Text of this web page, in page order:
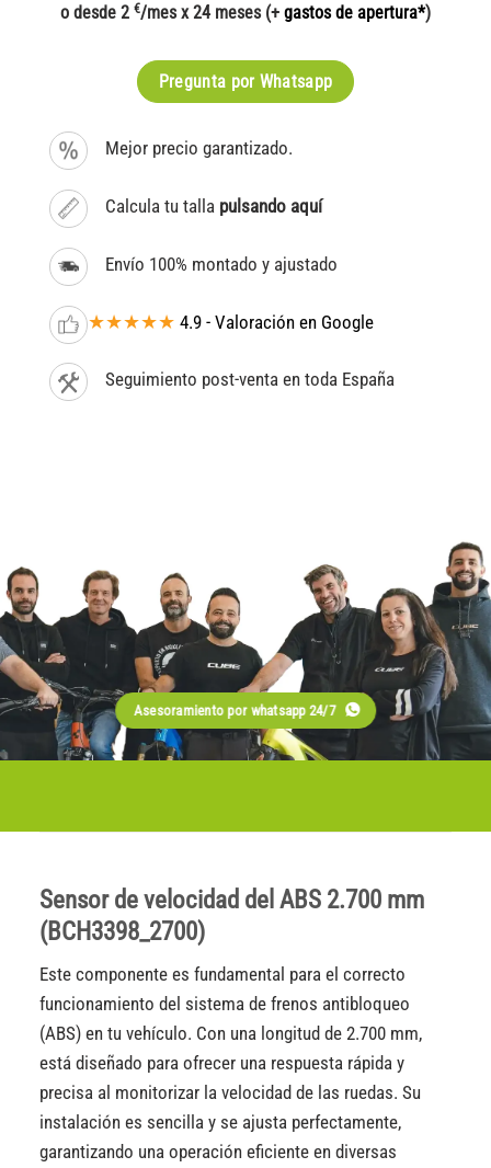
o desde 2 €/mes x 24 meses (+ gastos de apertura*)
Pregunta por Whatsapp
Mejor precio garantizado.
Calcula tu talla pulsando aquí
Envío 100% montado y ajustado
★★★★★ 4.9 - Valoración en Google
Seguimiento post-venta en toda España
Asesoramiento por whatsapp 24/7
Sensor de velocidad del ABS 2.700 mm
(BCH3398_2700)
Este componente es fundamental para el correcto
funcionamiento del sistema de frenos antibloqueo
(ABS) en tu vehículo. Con una longitud de 2.700 mm,
está diseñado para ofrecer una respuesta rápida y
precisa al monitorizar la velocidad de las ruedas. Su
instalación es sencilla y se ajusta perfectamente,
garantizando una operación eficiente en diversas